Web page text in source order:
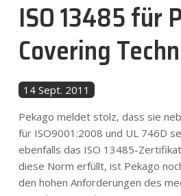
Nachrichten
Kontakt
DE
ISO 13485 für
Covering
14 Sept. 2011
Pekago meldet stolz, dass sie
für ISO9001:2008 und UL 746D
ebenfalls das ISO 13485-
diese Norm erfüllt, ist Pekago
den hohen Anforderungen des